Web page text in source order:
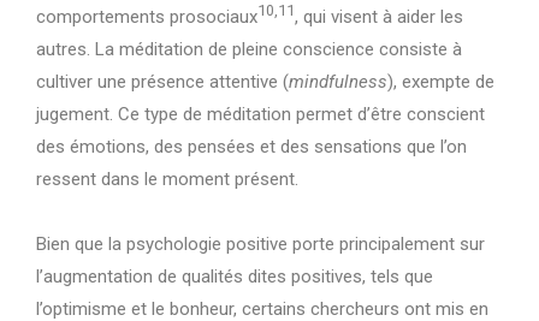
comportements prosociaux10,11, qui visent à aider les
autres. La méditation de pleine conscience consiste à
cultiver une présence attentive (mindfulness), exempte de
jugement. Ce type de méditation permet d’être conscient
des émotions, des pensées et des sensations que l’on
ressent dans le moment présent.
Bien que la psychologie positive porte principalement sur
l’augmentation de qualités dites positives, tels que
l’optimisme et le bonheur, certains chercheurs ont mis en